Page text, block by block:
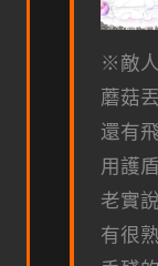
※敵
蘑菇
還有
用護
老實
有很